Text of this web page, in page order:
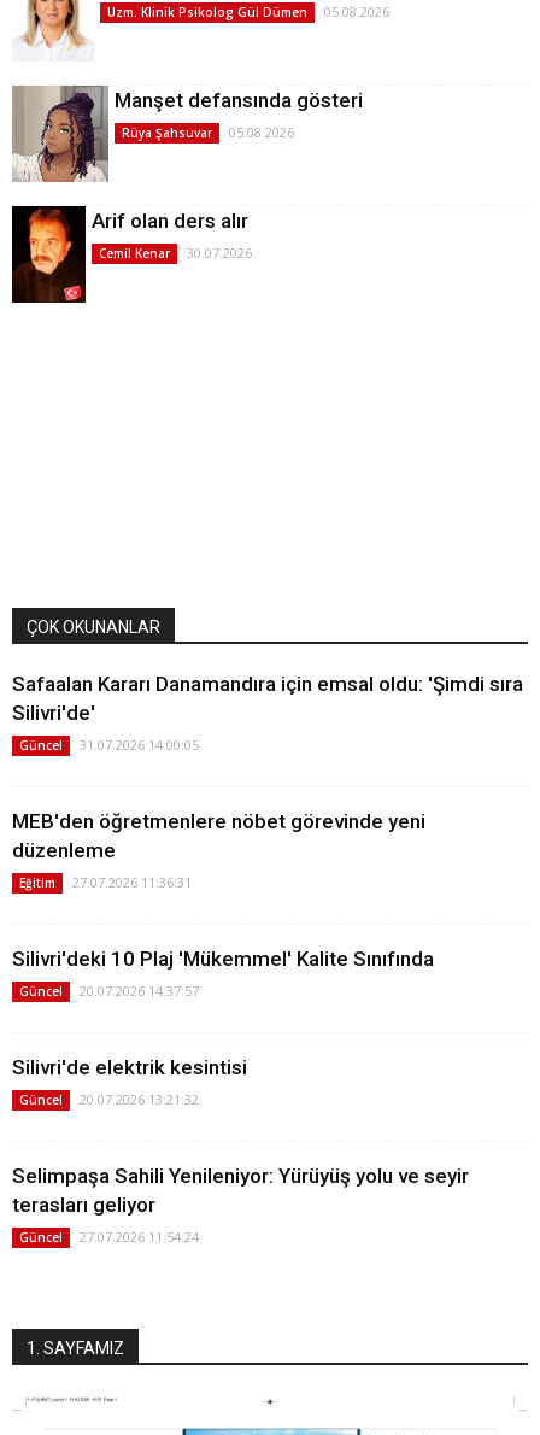
Uzm. Klinik Psikolog Gül Dümen 05.08.2026
Manşet defansında gösteri
Rüya Şahsuvar 05.08.2026
Arif olan ders alır
Cemil Kenar 30.07.2026
ÇOK OKUNANLAR
Safaalan Kararı Danamandıra için emsal oldu: 'Şimdi sıra
Silivri'de'
Güncel 31.07.2026 14:00:05
MEB'den öğretmenlere nöbet görevinde yeni
düzenleme
Eğitim 27.07.2026 11:36:31
Silivri'deki 10 Plaj 'Mükemmel' Kalite Sınıfında
Güncel 20.07.2026 14:37:57
Silivri'de elektrik kesintisi
Güncel 20.07.2026 13:21:32
Selimpaşa Sahili Yenileniyor: Yürüyüş yolu ve seyir
terasları geliyor
Güncel 27.07.2026 11:54:24
1. SAYFAMIZ